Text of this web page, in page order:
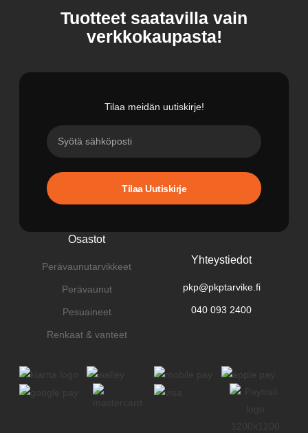
Tuotteet saatavilla vain
verkkokaupasta!
Tilaa meidän uutiskirje!
Tilaa Uutiskirje
Osastot
Perävaunutarvikkeet
Perävaunut
Pesuaineet
Renkaat & vanteet
Yhteystiedot
pkp@pkptarvike.fi
040 093 2400